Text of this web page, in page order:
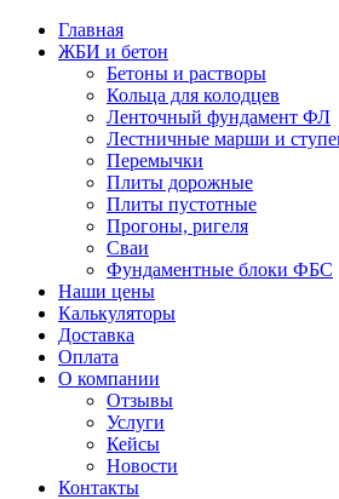
Главная
ЖБИ и бетон
Бетоны и растворы
Кольца для колодцев
Ленточный фундамент ФЛ
Лестничные марши и
Перемычки
Плиты дорожные
Плиты пустотные
Прогоны, ригеля
Сваи
Фундаментные блоки ФБС
Наши цены
Калькуляторы
Доставка
Оплата
О компании
Отзывы
Услуги
Кейсы
Новости
Контакты